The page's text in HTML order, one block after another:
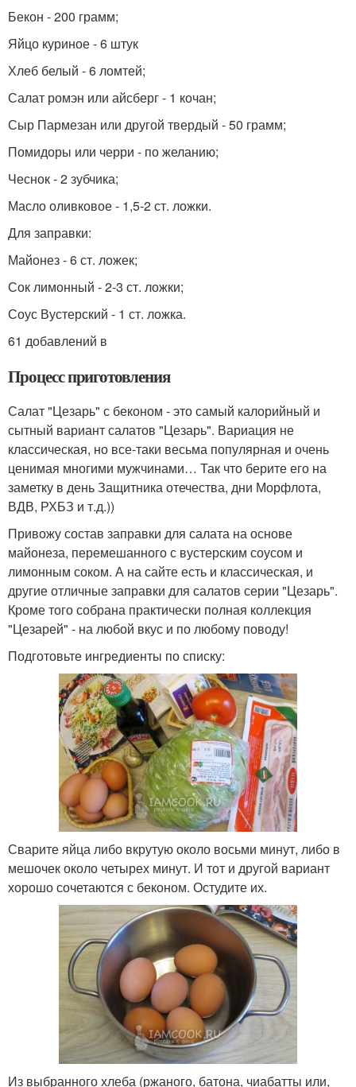
Бекон - 200 грамм;
Яйцо куриное - 6 штук
Хлеб белый - 6 ломтей;
Салат ромэн или айсберг - 1 кочан;
Сыр Пармезан или другой твердый - 50 грамм;
Помидоры или черри - по желанию;
Чеснок - 2 зубчика;
Масло оливковое - 1,5-2 ст. ложки.
Для заправки:
Майонез - 6 ст. ложек;
Сок лимонный - 2-3 ст. ложки;
Соус Вустерский - 1 ст. ложка.
61 добавлений в
Процесс приготовления
Салат "Цезарь" с беконом - это самый калорийный и
сытный вариант салатов "Цезарь". Вариация не
классическая, но все-таки весьма популярная и очень
ценимая многими мужчинами… Так что берите его на
заметку в день Защитника отечества, дни Морфлота,
ВДВ, РХБЗ и т.д.))
Привожу состав заправки для салата на основе
майонеза, перемешанного с вустерским соусом и
лимонным соком. А на сайте есть и классическая, и
другие отличные заправки для салатов серии "Цезарь".
Кроме того собрана практически полная коллекция
"Цезарей" - на любой вкус и по любому поводу!
Подготовьте ингредиенты по списку:
Сварите яйца либо вкрутую около восьми минут, либо в
мешочек около четырех минут. И тот и другой вариант
хорошо сочетаются с беконом. Остудите их.
Из выбранного хлеба (ржаного, батона, чиабатты или,